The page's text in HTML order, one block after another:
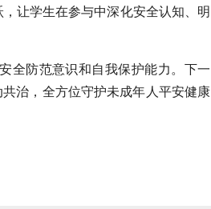
让学生在参与中深化安全认知、明
全防范意识和自我保护能力。 下一
治，全方位守护未成年人平安健康